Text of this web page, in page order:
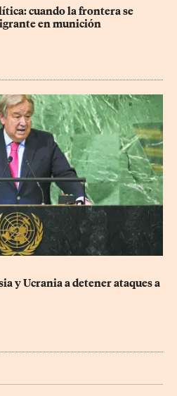
cuando la frontera se
en munición
y Ucrania a detener ataques a